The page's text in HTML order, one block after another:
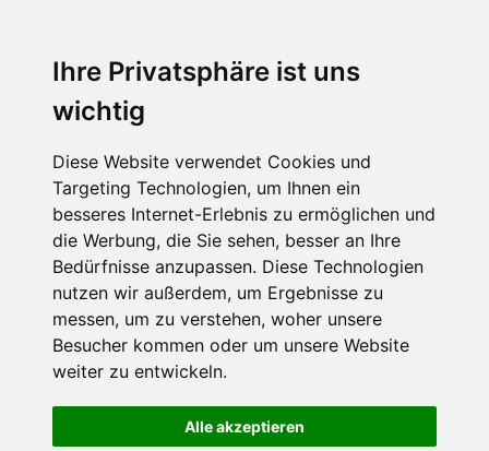
Ihre Privatsphäre ist uns
wichtig
Diese Website verwendet Cookies und
Targeting Technologien, um Ihnen ein
besseres Internet-Erlebnis zu ermöglichen und
die Werbung, die Sie sehen, besser an Ihre
Bedürfnisse anzupassen. Diese Technologien
nutzen wir außerdem, um Ergebnisse zu
messen, um zu verstehen, woher unsere
Besucher kommen oder um unsere Website
weiter zu entwickeln.
Alle akzeptieren